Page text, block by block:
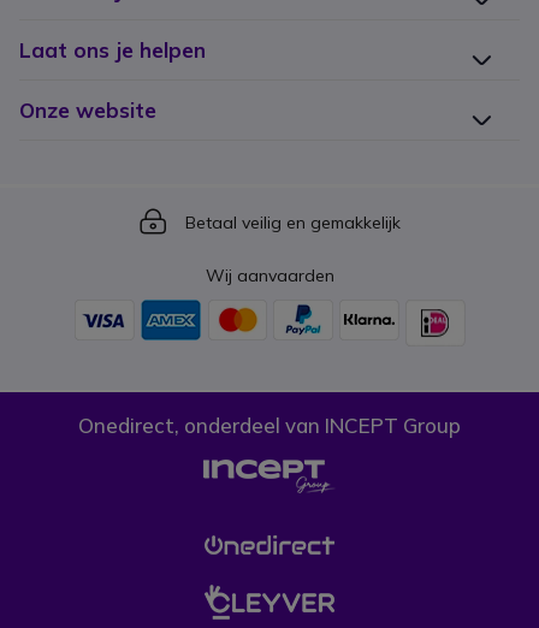
Laat ons je helpen
Onze website
Icon
Betaal veilig en gemakkelijk
Wij aanvaarden
Onedirect, onderdeel van INCEPT Group